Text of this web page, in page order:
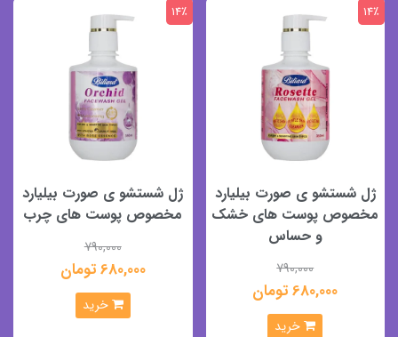
ژل شستشو ی صورت بیلیارد
مخصوص پوست های خشک
و حساس
790,000
680,000 تومان
14٪
خرید
ژل شستشو ی صورت بیلیارد
مخصوص پوست های چرب
790,000
680,000 تومان
14٪
خرید